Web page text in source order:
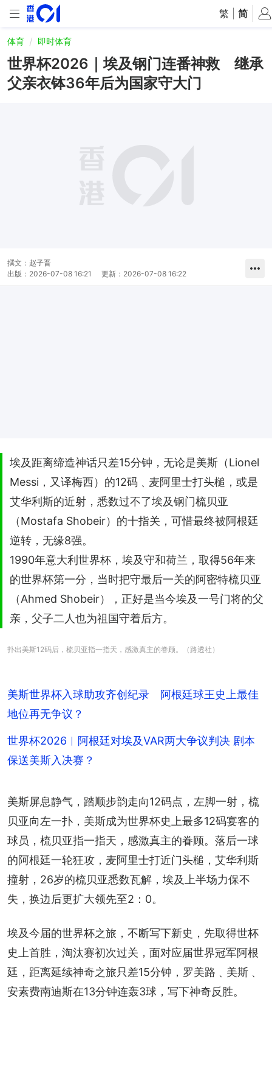
繁 简
体育 即时体育
世界杯2026｜埃及钢门连番神救 继承
父亲衣钵36年后为国家守大门
撰文： 赵子晋
出版： 2026-07-08 16:21 更新： 2026-07-08 16:22
埃及距离缔造神话只差15分钟，无论是美斯（Lionel
Messi，又译梅西）的12码﹑麦阿里士打头槌，或是
艾华利斯的近射，悉数过不了埃及钢门梳贝亚
（Mostafa Shobeir）的十指关，可惜最终被阿根廷
逆转，无缘8强。
1990年意大利世界杯，埃及守和荷兰，取得56年来
的世界杯第一分，当时把守最后一关的阿密特梳贝亚
（Ahmed Shobeir），正好是当今埃及一号门将的父
亲，父子二人也为祖国守着后方。
扑出美斯12码后，梳贝亚指一指天，感激真主的眷顾。（路透社）
美斯世界杯入球助攻齐创纪录 阿根廷球王史上最佳
地位再无争议？
世界杯2026︱阿根廷对埃及VAR两大争议判决 剧本
保送美斯入决赛？
美斯屏息静气，踏顺步韵走向12码点，左脚一射，梳
贝亚向左一扑，美斯成为世界杯史上最多12码宴客的
球员，梳贝亚指一指天，感激真主的眷顾。落后一球
的阿根廷一轮狂攻，麦阿里士打近门头槌，艾华利斯
撞射，26岁的梳贝亚悉数瓦解，埃及上半场力保不
失，换边后更扩大领先至2：0。
埃及今届的世界杯之旅，不断写下新史，先取得世杯
史上首胜，淘汰赛初次过关，面对应届世界冠军阿根
廷，距离延续神奇之旅只差15分钟，罗美路﹑美斯﹑
安素费南迪斯在13分钟连轰3球，写下神奇反胜。